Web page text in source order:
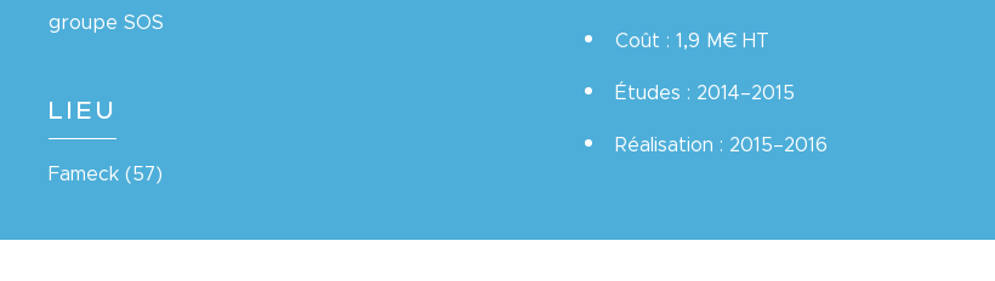
groupe SOS
LIEU
Fameck (57)
Coût : 1,9 M€ HT
Études : 2014–2015
Réalisation : 2015–2016